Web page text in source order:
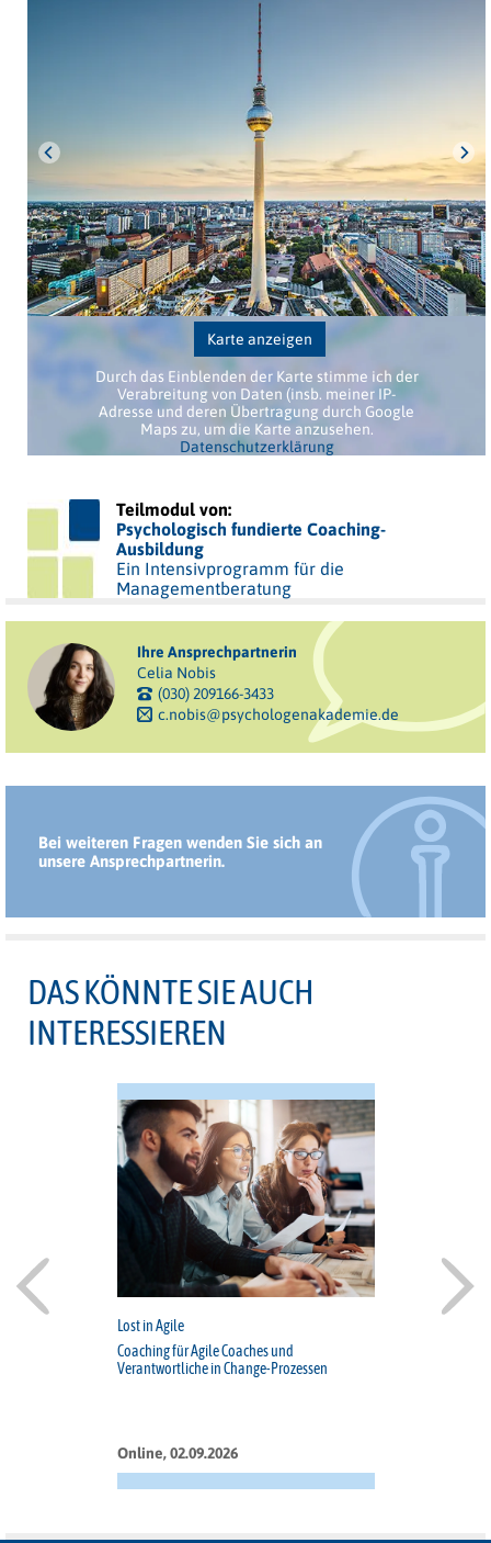
Karte anzeigen
Durch das Einblenden der Karte stimme ich der
Verabreitung von Daten (insb. meiner IP-
Adresse und deren Übertragung durch Google
Maps zu, um die Karte anzusehen.
Datenschutzerklärung
Teilmodul von:
Psychologisch fundierte Coaching-
Ausbildung
Ein Intensivprogramm für die
Managementberatung
Ihre Ansprechpartnerin
Celia Nobis
(030) 209166-3433
c.nobis@psychologenakademie.de
Bei weiteren Fragen wenden Sie sich an
unsere Ansprechpartnerin.
DAS KÖNNTE SIE AUCH
INTERESSIEREN
Lost in Agile
Coaching für Agile Coaches und
Verantwortliche in Change-Prozessen
Online, 02.09.2026